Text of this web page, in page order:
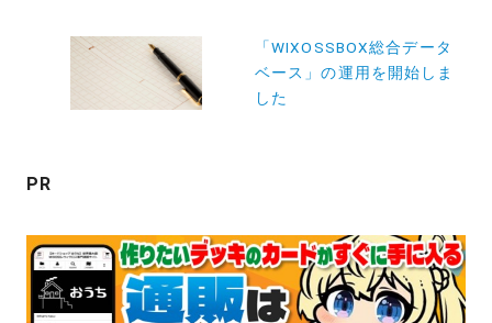
ン
「WIXOSSBOX総合データ
ベース」の運用を開始しま
した
PR